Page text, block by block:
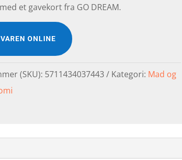
et gavekort fra GO DREAM.
ONLINE
(SKU): 5711434037443 Kategori: Mad og